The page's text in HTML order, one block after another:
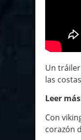
Un
las
Leer
Con
corazón